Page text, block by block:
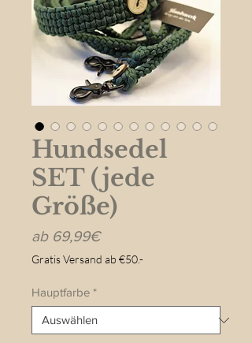
Hundsedel
SET (jede
Größe)
ab 69,99€Sale-
Preis
Gratis Versand ab €50.-
Hauptfarbe *